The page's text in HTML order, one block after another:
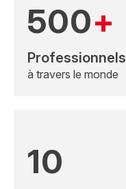
500+
Professionnels
à travers le monde
10